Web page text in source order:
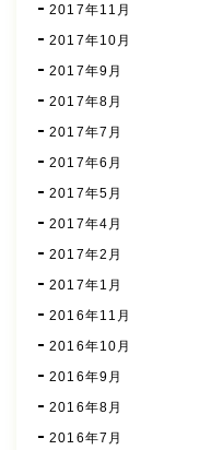
2017年11月
2017年10月
2017年9月
2017年8月
2017年7月
2017年6月
2017年5月
2017年4月
2017年2月
2017年1月
2016年11月
2016年10月
2016年9月
2016年8月
2016年7月